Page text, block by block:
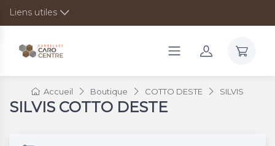
Liens utiles
Accueil Boutique COTTO DESTE SILVIS
SILVIS COTTO DESTE